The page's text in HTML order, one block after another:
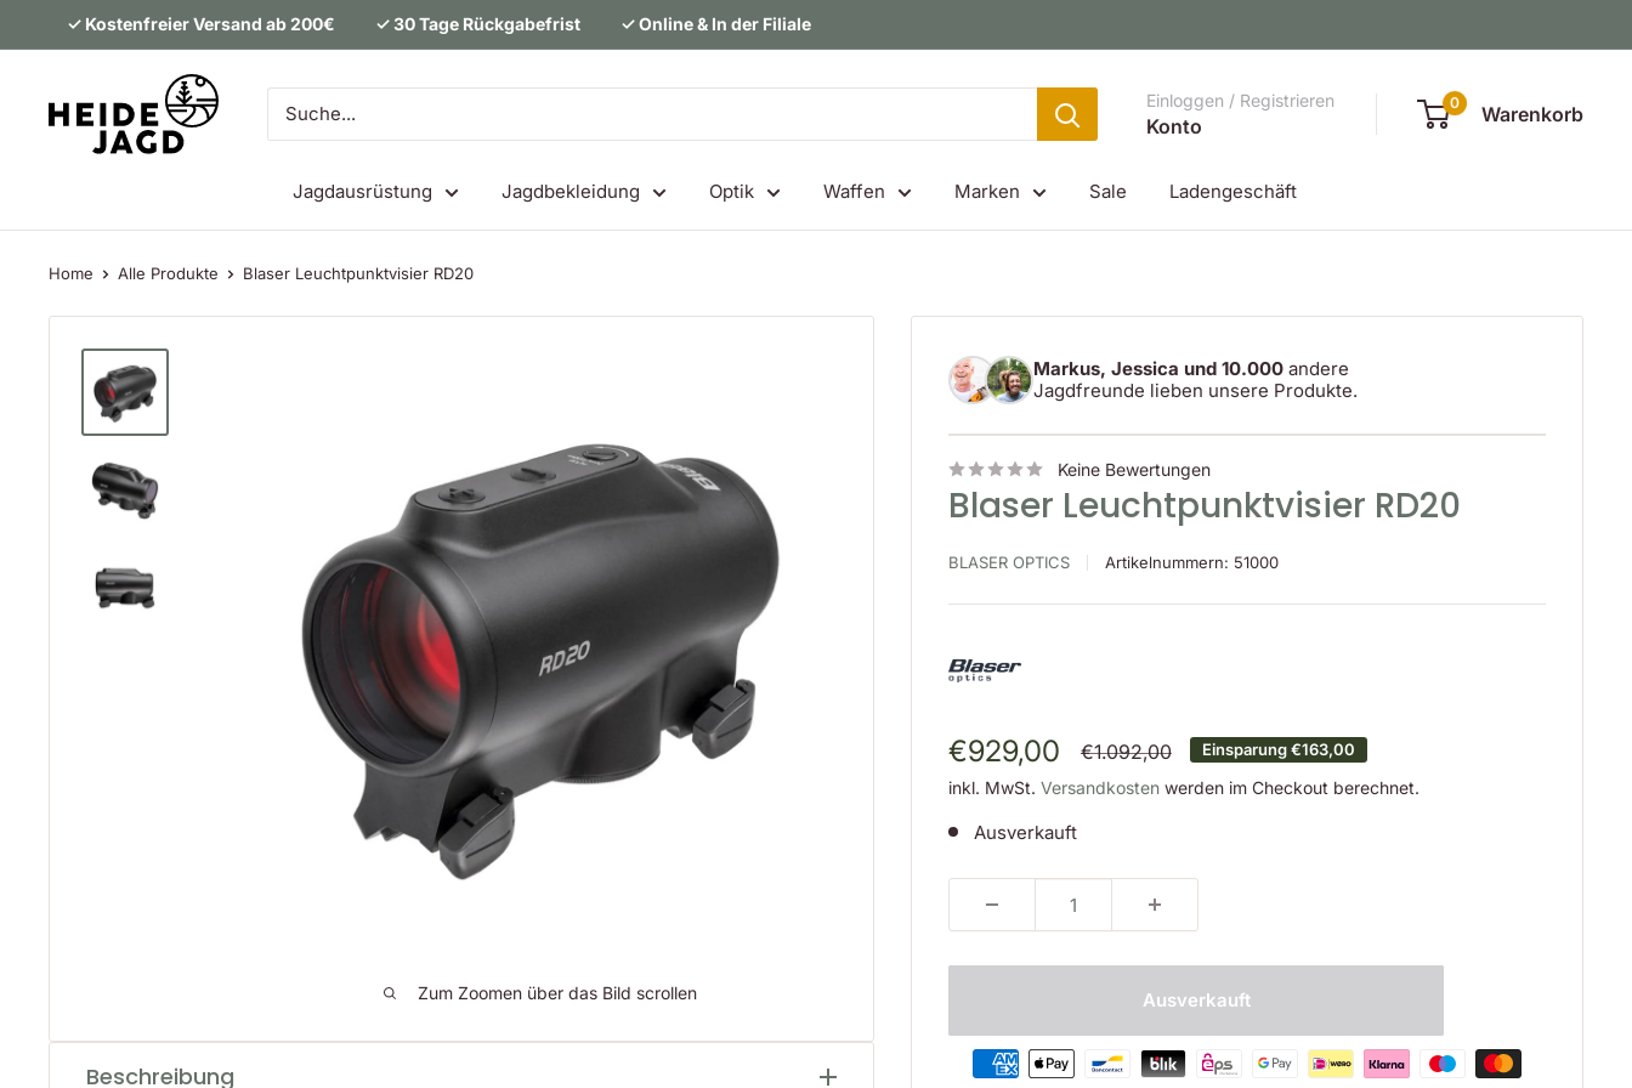
zum
✓ Kostenfreier Versand ab 200€ ✓ 30 Tage Rückgabefrist ✓ Online & In der Filiale
Einloggen / Registrieren
Konto
0 Warenkorb
Jagdausrüstung Jagdbekleidung Optik Waffen Marken Sale Ladengeschäft
Home Alle Produkte Blaser Leuchtpunktvisier RD20
Zum Zoomen über das Bild scrollen
Markus, Jessica und 10.000andere
Jagdfreunde lieben unsere Produkte.
Keine Bewertungen
Blaser Leuchtpunktvisier RD20
BLASER OPTICS Artikelnummern: 51000
Sonderpreis
€929,00 Normalpreis
€1.092,00 Einsparung€163,00
inkl. MwSt.Versandkosten werden im Checkout berechnet.
Ausverkauft
Ausverkauft
Beschreibung